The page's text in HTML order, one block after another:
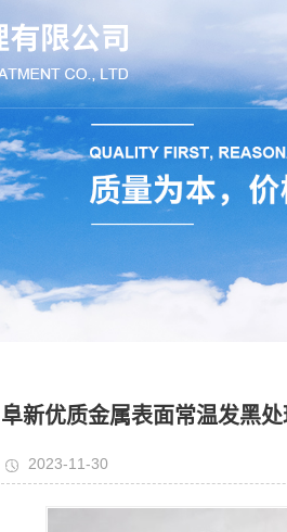
阜新优质金属表面常温发黑
2023-11-30